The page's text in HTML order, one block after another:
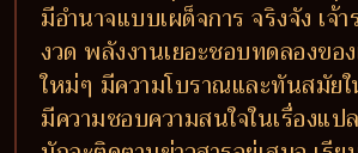
มีอำนาจแบบเผด็จการ จริงจัง เจ้
งวด พลังงานเยอะชอบทดลองขอ
ใหม่ๆ มีความโบราณและทันสมัย
มีความชอบความสนใจในเรื่องแ